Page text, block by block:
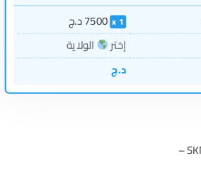
1
7500د.ج
إختر
الولاية
د.ج